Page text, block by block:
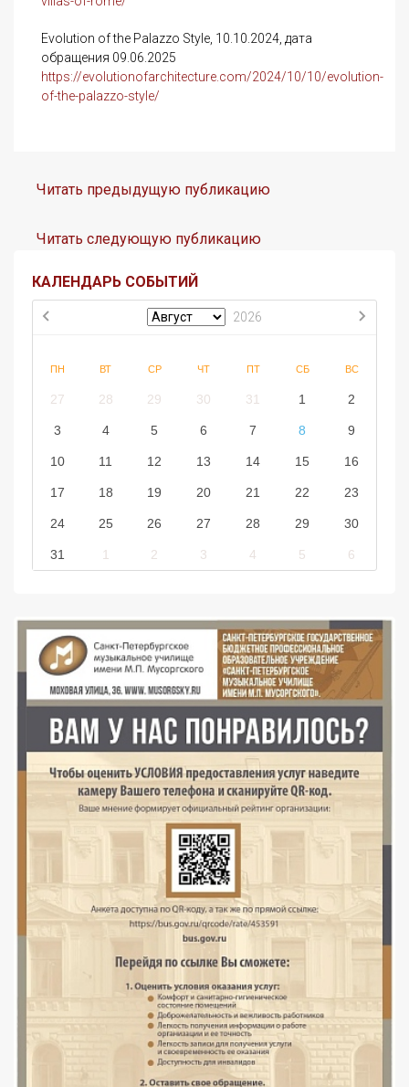
Evolution of the Palazzo Style, 10.10.2024, дата
обращения 09.06.2025
https://evolutionofarchitecture.com/2024/10/10/evolution-
of-the-palazzo-style/
Читать предыдущую публикацию
Читать следующую публикацию
КАЛЕНДАРЬ СОБЫТИЙ
2026
ПН ВТ СР ЧТ ПТ СБ ВС
27 28 29 30 31 1 2
3 4 5 6 7 8 9
10 11 12 13 14 15 16
17 18 19 20 21 22 23
24 25 26 27 28 29 30
31 1 2 3 4 5 6